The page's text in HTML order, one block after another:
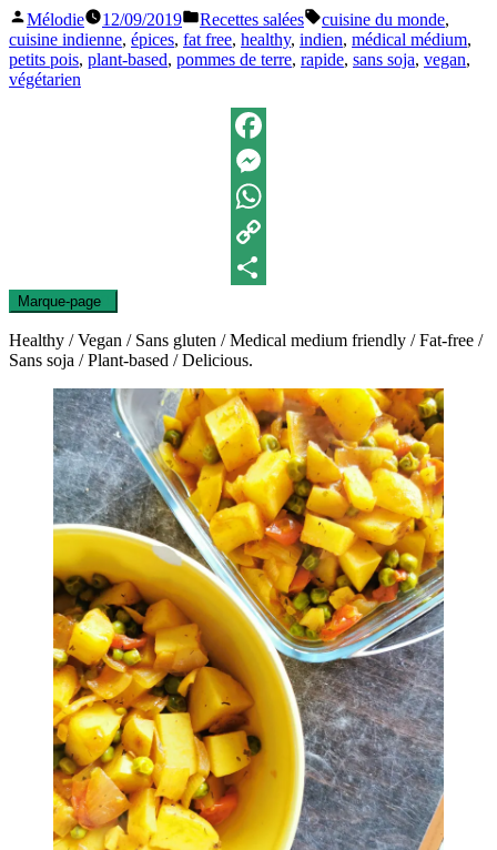
Publié
par
Mélodie 12/09/2019
Publié
dans
Recettes salées Étiquettes :
cuisine du monde,
cuisine indienne, épices, fat free, healthy, indien, médical médium,
petits pois, plant-based, pommes de terre, rapide, sans soja, vegan,
végétarien
Facebook
Messenger
WhatsApp
Copy
Marque-page
Healthy / Vegan / Sans gluten / Medical medium friendly / Fat-free /
Sans soja / Plant-based / Delicious.